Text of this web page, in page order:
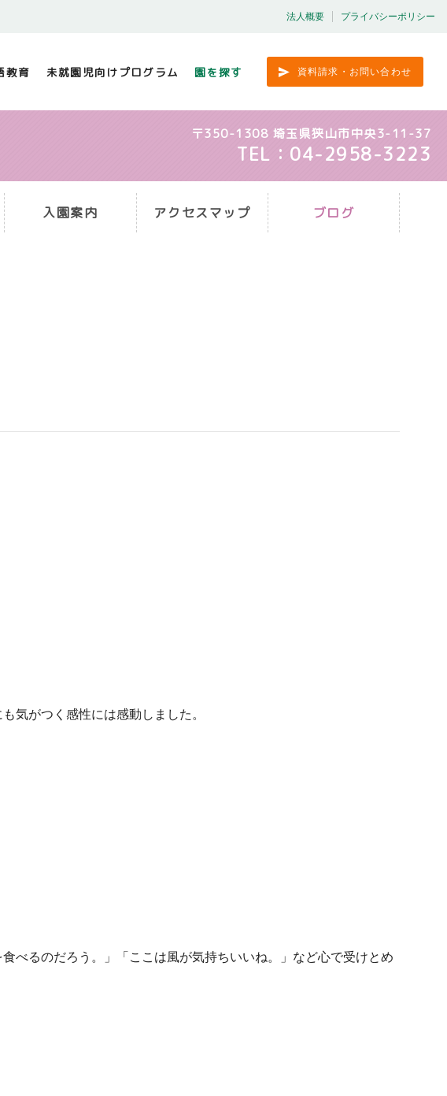
法人概要 プライバシーポリシー
教育 未就園児向けプログラム 園を探す 資料請求・お問い合わせ
〒350-1308 埼玉県狭山市中央3-11-37
TEL：04-2958-3223
入園案内 アクセスマップ ブログ
気がつく感性には感動しました。
べるのだろう。」「ここは風が気持ちいいね。」など心で受けとめ